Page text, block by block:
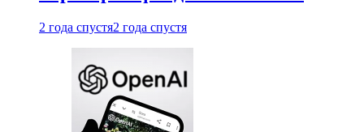
2 года спустя2 года спустя